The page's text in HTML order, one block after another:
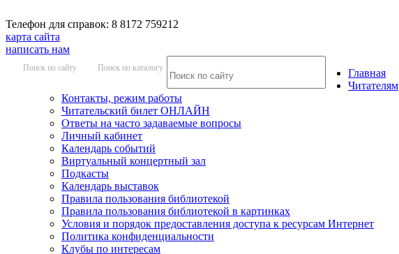
Телефон для справок: 8 8172 759212
карта сайта
написать нам
Поиск по сайту Поиск по каталогу
Главная
Читателям
Контакты, режим работы
Читательский билет ОНЛАЙН
Ответы на часто задаваемые вопросы
Личный кабинет
Календарь событий
Виртуальный концертный зал
Подкасты
Календарь выставок
Правила пользования библиотекой
Правила пользования библиотекой в картинках
Условия и порядок предоставления доступа к ресурсам Интернет
Политика конфиденциальности
Клубы по интересам